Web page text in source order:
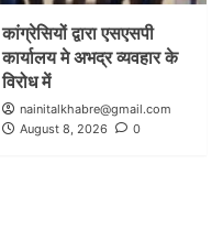
कांग्रेसियों द्वारा एसएसपी
कार्यालय मे अभद्र व्यवहार के
विरोध में
nainitalkhabre@gmail.com
August 8, 2026
0